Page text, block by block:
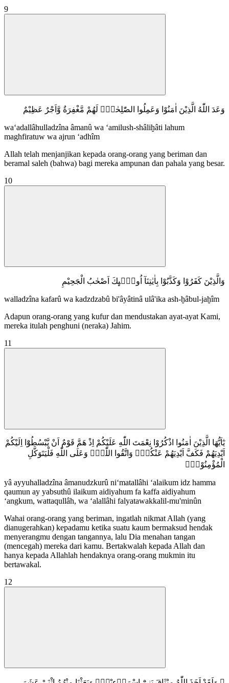
9
وَعَدَ اللّٰهُ الَّذِيْنَ اٰمَنُوْا وَعَمِلُوا الصّٰلِحٰتِۙ لَهُمْ مَّغْفِرَةٌ وَّاَجْرٌ عَظِيْمٌ
wa‘adallâhulladzîna âmanû wa ‘amilush-shâliḫâti lahum
maghfiratuw wa ajrun ‘adhîm
Allah telah menjanjikan kepada orang-orang yang beriman dan
beramal saleh (bahwa) bagi mereka ampunan dan pahala yang besar.
10
وَالَّذِيْنَ كَفَرُوْا وَكَذَّبُوْا بِاٰيٰتِنَآ اُولٰۤىِٕكَ اَصْحٰبُ الْجَحِيْمِ
walladzîna kafarû wa kadzdzabû bi'âyâtinâ ulâ'ika ash-ḫâbul-jaḫîm
Adapun orang-orang yang kufur dan mendustakan ayat-ayat Kami,
mereka itulah penghuni (neraka) Jahim.
11
يٰٓاَيُّهَا الَّذِيْنَ اٰمَنُوا اذْكُرُوْا نِعْمَتَ اللّٰهِ عَلَيْكُمْ اِذْ هَمَّ قَوْمٌ اَنْ يَّبْسُطُوْٓا اِلَيْكُمْ
اَيْدِيَهُمْ فَكَفَّ اَيْدِيَهُمْ عَنْكُمْۚ وَاتَّقُوا اللّٰهَۗ وَعَلَى اللّٰهِ فَلْيَتَوَكَّلِ
الْمُؤْمِنُوْنَࣖ
yâ ayyuhalladzîna âmanudzkurû ni‘matallâhi ‘alaikum idz hamma
qaumun ay yabsuthû ilaikum aidiyahum fa kaffa aidiyahum
‘angkum, wattaqullâh, wa ‘alallâhi falyatawakkalil-mu'minûn
Wahai orang-orang yang beriman, ingatlah nikmat Allah (yang
dianugerahkan) kepadamu ketika suatu kaum bermaksud hendak
menyerangmu dengan tangannya, lalu Dia menahan tangan
(mencegah) mereka dari kamu. Bertakwalah kepada Allah dan
hanya kepada Allahlah hendaknya orang-orang mukmin itu
bertawakal.
12